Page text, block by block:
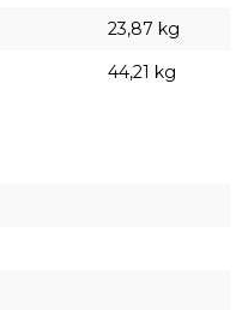
23,87 kg
44,21 kg